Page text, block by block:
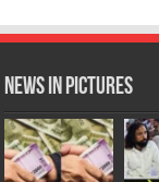
News in Pictures